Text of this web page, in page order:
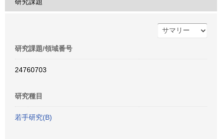
研究課題/領域番号
24760703
研究種目
若手研究(B)